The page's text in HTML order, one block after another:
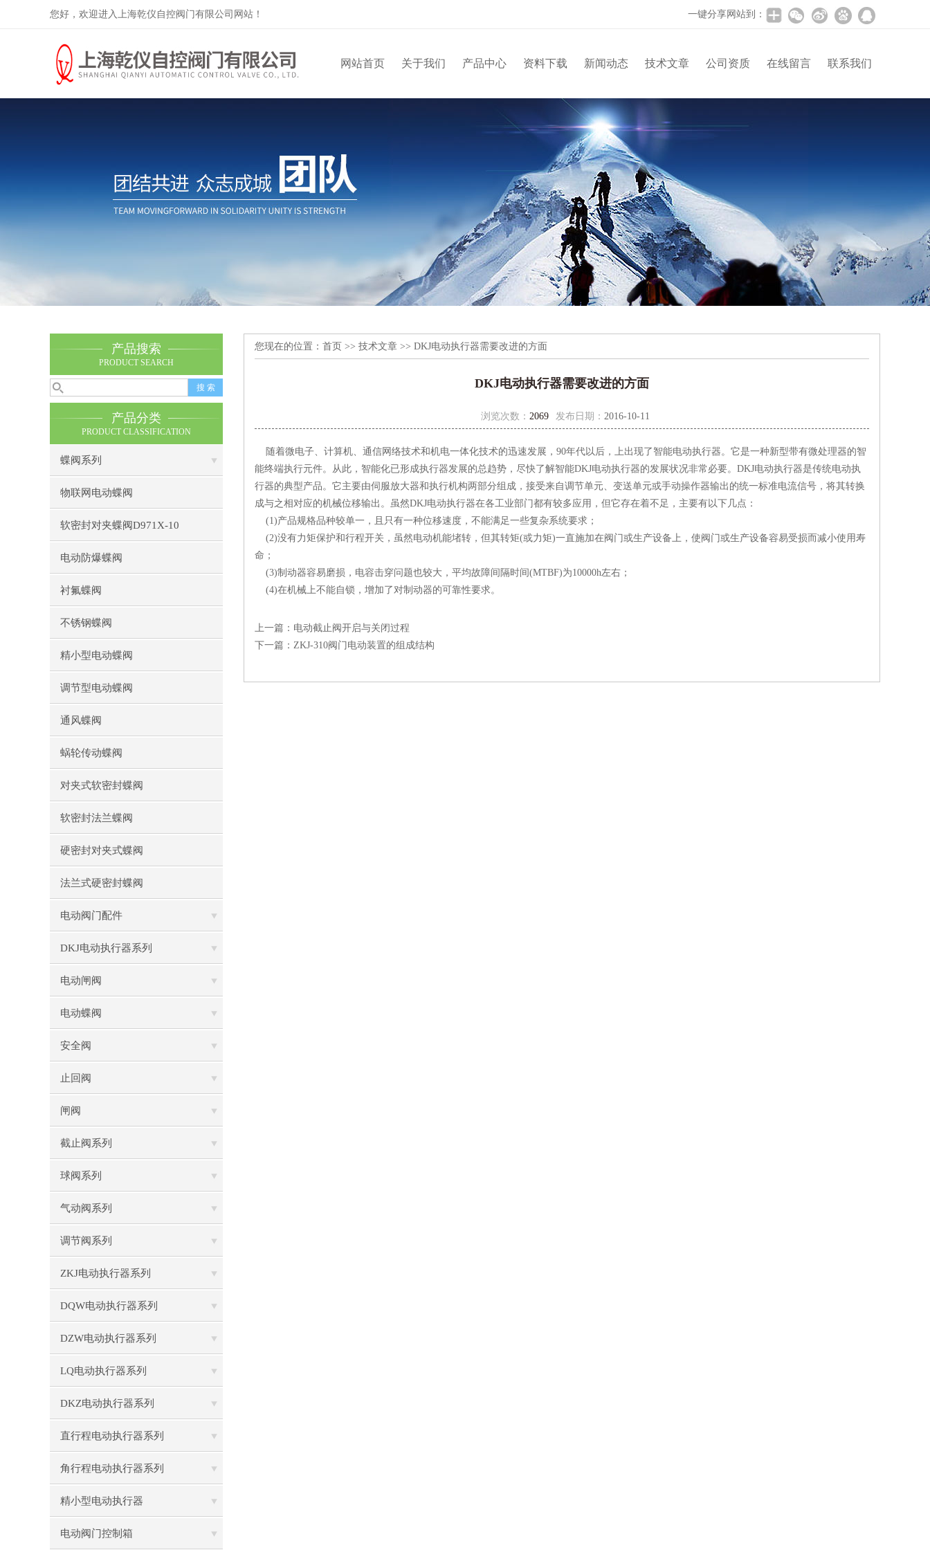
您好，欢迎进入上海乾仪自控阀门有限公司网站！ 一键分享网站到：
网站首页 关于我们 产品中心 资料下载 新闻动态 技术文章 公司资质 在线留言 联系我们
产品搜索
PRODUCT SEARCH
产品分类
PRODUCT CLASSIFICATION
蝶阀系列
物联网电动蝶阀
软密封对夹蝶阀D971X-10
电动防爆蝶阀
衬氟蝶阀
不锈钢蝶阀
精小型电动蝶阀
调节型电动蝶阀
通风蝶阀
蜗轮传动蝶阀
对夹式软密封蝶阀
软密封法兰蝶阀
硬密封对夹式蝶阀
法兰式硬密封蝶阀
电动阀门配件
DKJ电动执行器系列
电动闸阀
电动蝶阀
安全阀
止回阀
闸阀
截止阀系列
球阀系列
气动阀系列
调节阀系列
ZKJ电动执行器系列
DQW电动执行器系列
DZW电动执行器系列
LQ电动执行器系列
DKZ电动执行器系列
直行程电动执行器系列
角行程电动执行器系列
精小型电动执行器
电动阀门控制箱
您现在的位置： 首页 >> 技术文章 >> DKJ电动执行器需要改进的方面
DKJ电动执行器需要改进的方面
浏览次数： 2069 发布日期： 2016-10-11
随着微电子、计算机、通信网络技术和机电一体化技术的迅速发展，90年代以后，上出现了智能电动执行器。它是一种新型带有微处理器的智
能终端执行元件。从此，智能化已形成执行器发展的总趋势，尽快了解智能DKJ电动执行器的发展状况非常必要。DKJ电动执行器是传统电动执
行器的典型产品。它主要由伺服放大器和执行机构两部分组成，接受来自调节单元、变送单元或手动操作器输出的统一标准电流信号，将其转换
成与之相对应的机械位移输出。虽然DKJ电动执行器在各工业部门都有较多应用，但它存在着不足，主要有以下几点：
(1)产品规格品种较单一，且只有一种位移速度，不能满足一些复杂系统要求；
(2)没有力矩保护和行程开关，虽然电动机能堵转，但其转矩(或力矩)一直施加在阀门或生产设备上，使阀门或生产设备容易受损而减小使用寿
命；
(3)制动器容易磨损，电容击穿问题也较大，平均故障间隔时间(MTBF)为10000h左右；
(4)在机械上不能自锁，增加了对制动器的可靠性要求。
上一篇： 电动截止阀开启与关闭过程
下一篇： ZKJ-310阀门电动装置的组成结构